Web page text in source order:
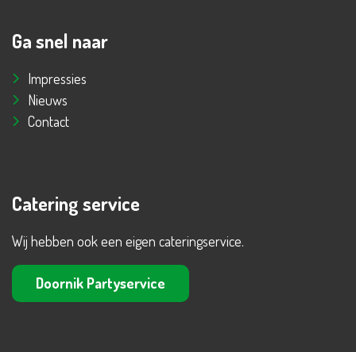
Ga snel naar
Impressies
Nieuws
Contact
Catering service
Wij hebben ook een eigen cateringservice.
Doornik Partyservice